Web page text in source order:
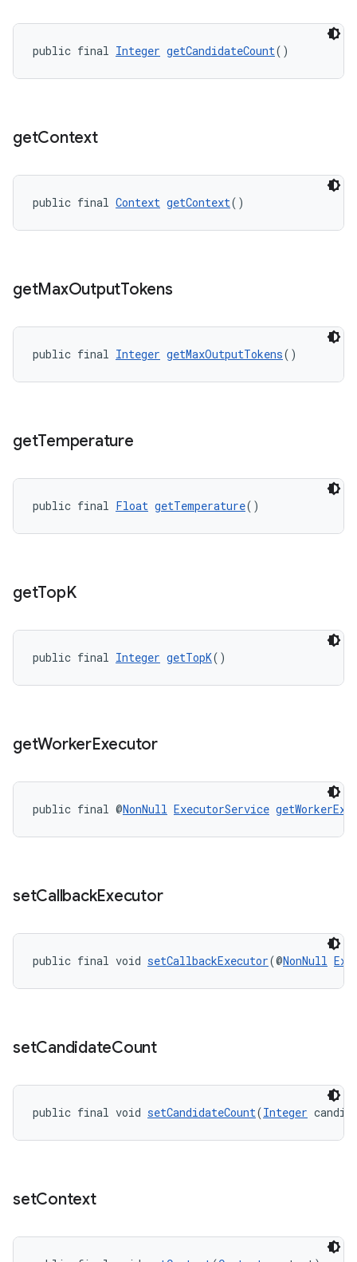
public final Integer getCandidateCount()
getContext
public final Context getContext()
getMaxOutputTokens
public final Integer getMaxOutputTokens()
getTemperature
public final Float getTemperature()
getTopK
public final Integer getTopK()
getWorkerExecutor
public final @NonNull ExecutorService
setCallbackExecutor
public final void setCallbackExecutor(@NonNull
setCandidateCount
public final void setCandidateCount(Integer
setContext